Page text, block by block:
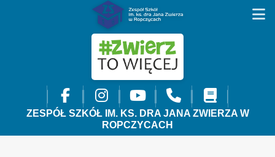
ZESPÓŁ SZKÓŁ IM. KS. DRA JANA ZWIERZA W
ROPCZYCACH